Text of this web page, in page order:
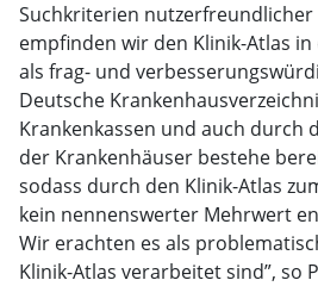
Suchkriterien
empfinden wir den Klinik-Atlas
als frag- und
Deutsche
Krankenkassen und auch durch
der Krankenhäuser bestehe
sodass durch den Klinik-Atlas
kein nennenswerter Mehrwert
Wir erachten es als
Klinik-Atlas verarbeitet sind”, so